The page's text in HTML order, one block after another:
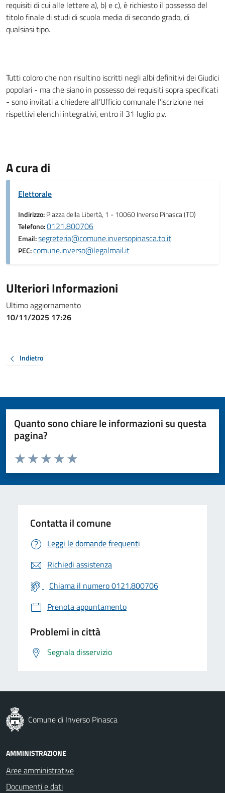
requisiti di cui alle lettere a), b) e c), è richiesto il possesso del
titolo finale di studi di scuola media di secondo grado, di
qualsiasi tipo.
Tutti coloro che non risultino iscritti negli albi definitivi dei Giudici
popolari - ma che siano in possesso dei requisiti sopra specificati
- sono invitati a chiedere all’Ufficio comunale l’iscrizione nei
rispettivi elenchi integrativi, entro il 31 luglio p.v.
A cura di
Elettorale
Indirizzo:Piazza della Libertà, 1 - 10060 Inverso Pinasca (TO)
Telefono:0121.800706
Email:segreteria@comune.inversopinasca.to.it
PEC:comune.inverso@legalmail.it
Ulteriori Informazioni
Ultimo aggiornamento
10/11/2025 17:26
Indietro
Quanto sono chiare le informazioni su questa
pagina?
Valuta da 1 a 5 stelle la pagina
Valuta 5 stelle su 5
Valuta 4 stelle su 5
Valuta 3 stelle su 5
Valuta 2 stelle su 5
Valuta 1 stelle su 5
Contatta il comune
Leggi le domande frequenti
Richiedi assistenza
Chiama il numero 0121.800706
Prenota appuntamento
Problemi in città
Segnala disservizio
Comune di Inverso Pinasca
AMMINISTRAZIONE
Aree amministrative
Documenti e dati